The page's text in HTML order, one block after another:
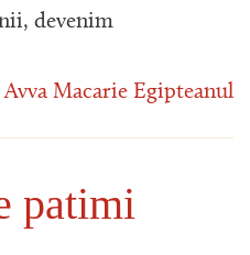
devenim
Avva Macarie Egipteanul
patimi